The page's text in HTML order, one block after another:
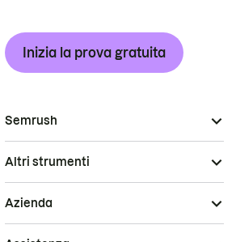
Inizia la prova gratuita
Semrush
Altri strumenti
Azienda